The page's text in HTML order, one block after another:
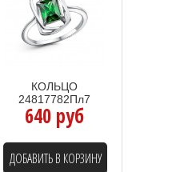
КОЛЬЦО
24817782Пл7
640 руб
ДОБАВИТЬ В КОРЗИНУ